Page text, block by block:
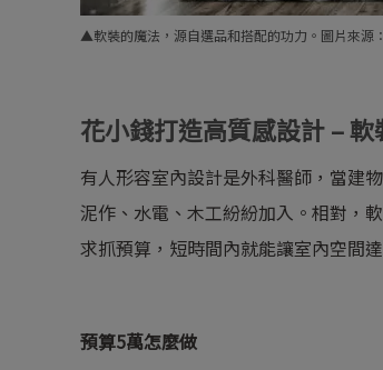
▲軟裝的魔法，源自選品和搭配的功力。圖片來源
花小錢打造高質感設計 – 軟
有人形容室內設計是外科醫師，當建
泥作、水電、木工紛紛加入。相對，
求抓預算，短時間內就能讓室內空間
預算5萬怎麼做